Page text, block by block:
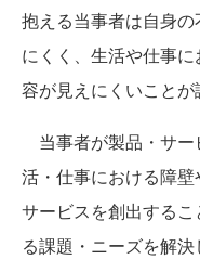
抱える当事者は自身
にくく、生活や仕事
容が見えにくいことが
当事者が製品・サー
活・仕事における障
サービスを創出する
る課題・ニーズを解